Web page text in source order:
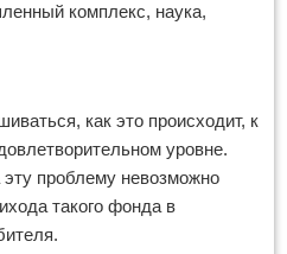
комплекс, наука,
как это происходит, к
уровне.
проблему невозможно
такого фонда в